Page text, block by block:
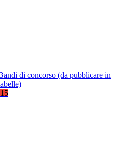
di concorso (da pubblicare in
15